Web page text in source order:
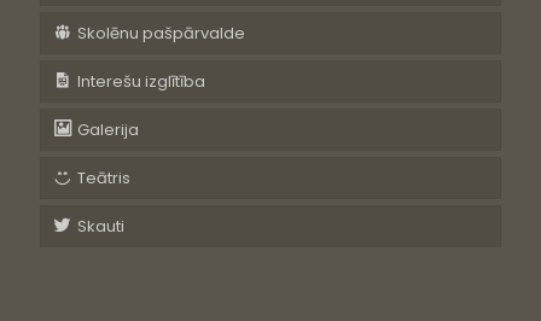
Skolēnu pašpārvalde
Interešu izglītība
Galerija
Teātris
Skauti